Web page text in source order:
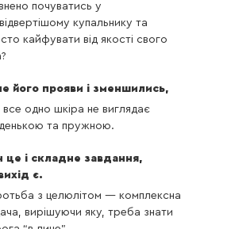
почуватись у
купальнику та
кайфувати від якості свого
його прояви і зменшились,
все одно шкіра не виглядає
та пружною.
це і складне завдання,
є.
з целюлітом — комплексна
вирішуючи яку, треба знати